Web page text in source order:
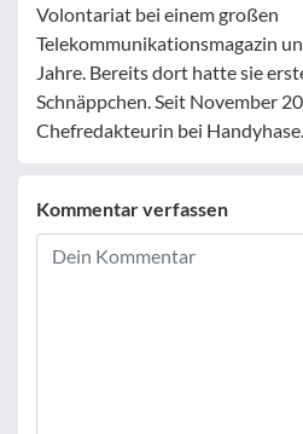
Volontariat bei einem großen
Telekommunikationsmagazin
Jahre. Bereits dort hatte sie
Schnäppchen. Seit November
Chefredakteurin bei
Kommentar verfassen